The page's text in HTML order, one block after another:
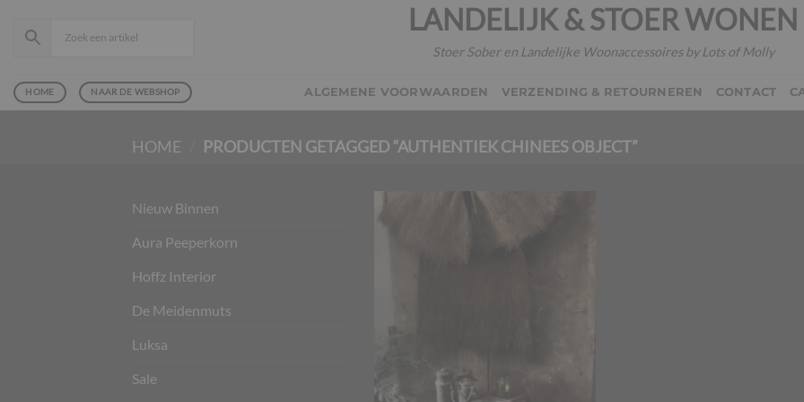
naar
LANDELIJK & STOER WONEN
Stoer Sober en Landelijke Woonaccessoires by Lots of Molly
HOME NAAR DE WEBSHOP ALGEMENE VOORWAARDEN VERZENDING & RETOURNEREN CONTACT
HOME PRODUCTEN GETAGGED “AUTHENTIEK CHINEES OBJECT”
Nieuw Binnen
Aura Peeperkorn
Hoffz Interior
De Meidenmuts
Luksa
Sale